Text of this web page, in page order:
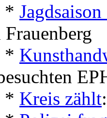
*
*
* Kreis zählt